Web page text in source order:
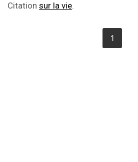
Citation sur la vie.
1